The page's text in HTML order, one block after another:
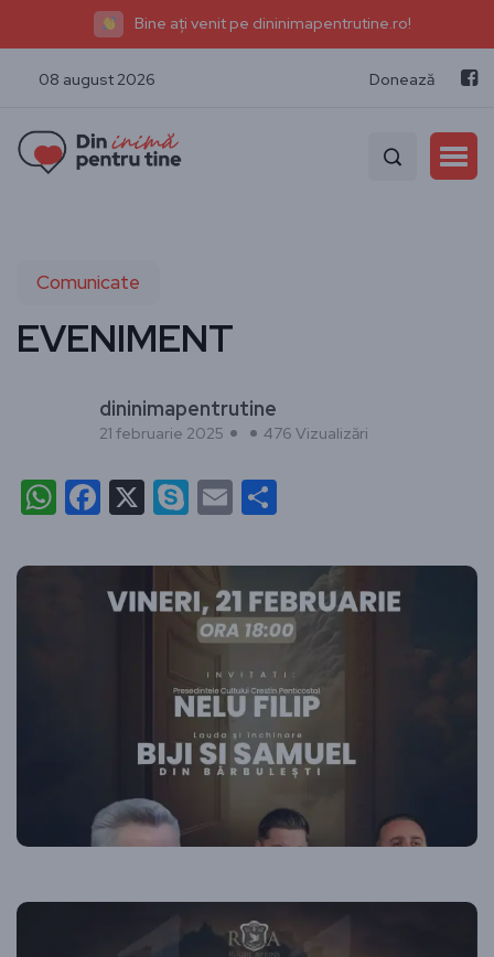
Bine ați venit pe dininimapentrutine.ro!
08 august 2026 Donează
Comunicate
EVENIMENT
dininimapentrutine
21 februarie 2025 476 Vizualizări
WhatsApp
Facebook
X Skype
Email